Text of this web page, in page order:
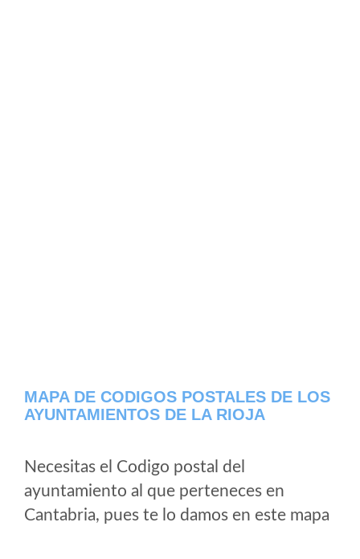
MAPA DE CODIGOS POSTALES DE LOS
AYUNTAMIENTOS DE LA RIOJA
Necesitas el Codigo postal del
ayuntamiento al que perteneces en
Cantabria, pues te lo damos en este mapa